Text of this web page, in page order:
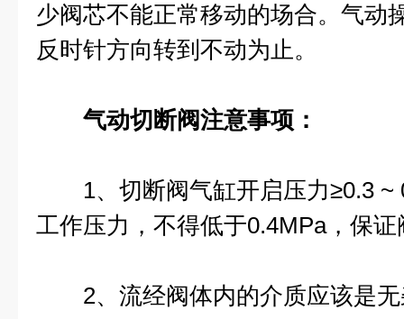
少阀芯不能正常移动的场合。气动
反时针方向转到不动为止。
气动切断阀注意事项：
1、切断阀气缸开启压力≥0.3 ~
工作压力，不得低于0.4MPa，保
2、流经阀体内的介质应该是无